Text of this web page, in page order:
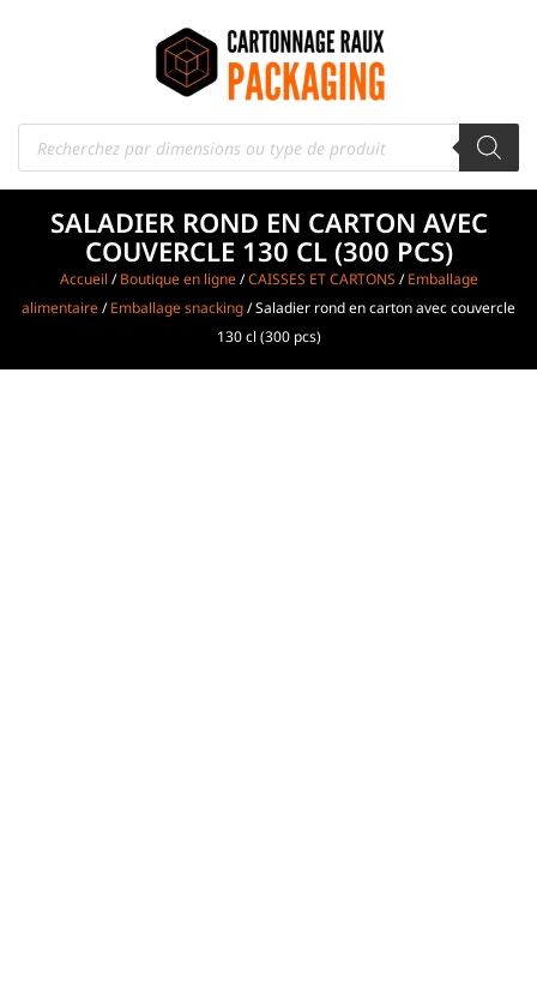
SALADIER ROND EN CARTON AVEC
COUVERCLE 130 CL (300 PCS)
Accueil /Boutique en ligne/CAISSES ET CARTONS /Emballage
alimentaire/Emballage snacking/ Saladier rond en carton avec couvercle
130 cl (300 pcs)